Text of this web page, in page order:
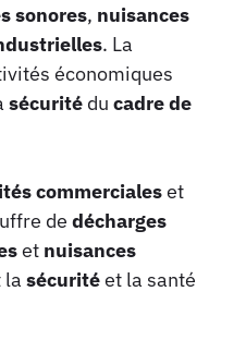
sonores, nuisances
. La
économiques
sécurité du cadre de
commercialeset
de décharges
et nuisances
la sécuritéet la santé